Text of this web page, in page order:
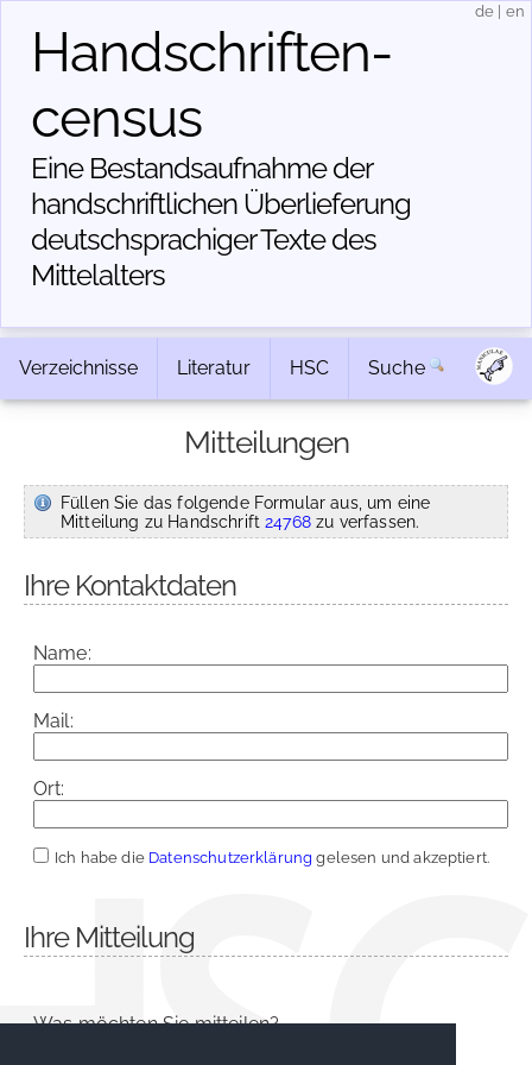
Handschriften­
census
Eine Bestandsaufnahme der
handschriftlichen Über­lieferung
deutschsprachiger Texte des
Mittelalters
de en
Verzeichnisse Literatur HSC Suche
Mitteilungen
Füllen Sie das folgende Formular aus, um eine
Mitteilung zu Handschrift24768zu verfassen.
Ihre Kontaktdaten
Name:
Mail:
Ort:
Ich habe die Datenschutzerklärung gelesen und akzeptiert.
Ihre Mitteilung
Was möchten Sie mitteilen?